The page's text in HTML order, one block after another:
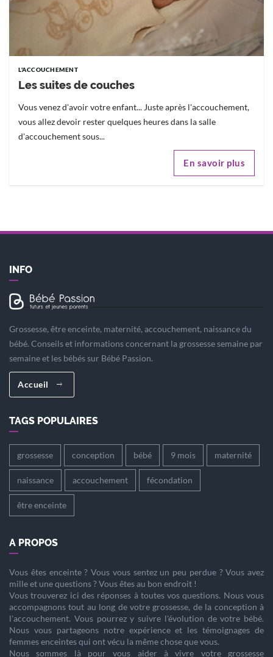
L'ACCOUCHEMENT
Les suites de couches
Vous venez d'avoir votre enfant... Juste après l'accouchement,
vous allez devoir rester quelques heures dans la salle
d'accouchement sous...
En savoir plus
INFO
Grossesse, être enceinte, maternité, accouchement, naissance du
bébé. Conseils et informations concernant la grossesse semaine par
semaine et les bébés sur Bébé Passion.
Accueil
TAGS POPULAIRES
grossesse conception bébé 9 mois maternité
naissance accouchement fécondation
être enceinte
A PROPOS
Vous êtes enceinte? Vous vous sentez un peu perdue ? Vous avez
mille et une questions ? Vous êtes au bon endroit !
Vous trouverez ici des réponses à toutes vos questions. Nous vous
accompagnons tout au long de votre grossesse, de la conception à
l'accouchement. Vous pourrez y suivre l'évolution de votre bébé.
Nous vous partageons notre expérience et les témoignages de
femmes enceintes qui ont vécu la même chose que vous.
Nous sommes là pour vous aider à vivre votre grossesse